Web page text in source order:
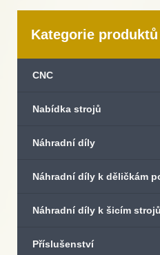
Kategorie produktů
CNC
Nabídka strojů
Náhradní díly
Náhradní díly k děličkám
Náhradní díly k šicím
Příslušenství